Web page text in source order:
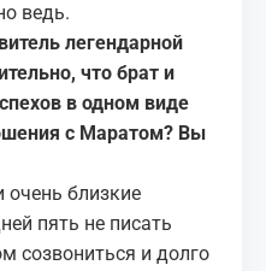
ведь.
легендарной
что брат и
в одном виде
с Маратом? Вы
очень близкие
пять не писать
созвониться и долго